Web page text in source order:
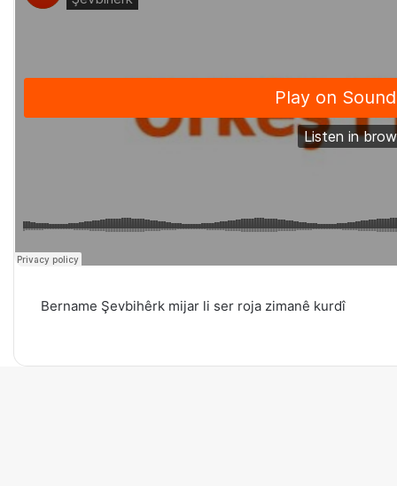
Bername Şevbihêrk mijar li ser roja zimanê kurdî